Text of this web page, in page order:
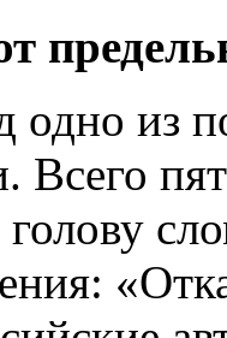
одно из
Всего
голову